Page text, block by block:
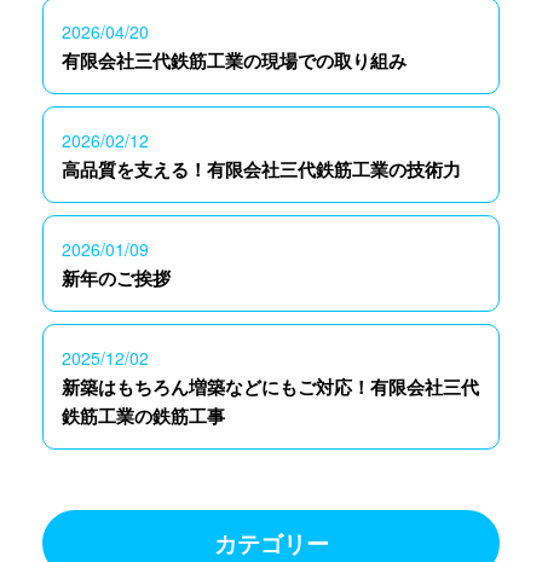
2026/04/20
有限会社三代鉄筋工業の現場での取り組み
2026/02/12
高品質を支える！有限会社三代鉄筋工業の技術力
2026/01/09
新年のご挨拶
2025/12/02
新築はもちろん増築などにもご対応！有限会社三代
鉄筋工業の鉄筋工事
カテゴリー